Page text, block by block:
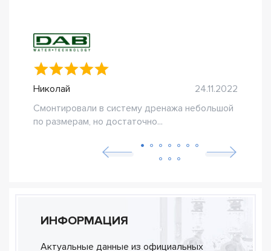
Николай
24.11.2022
Смонтировали в систему дренажа небольшой
по размерам, но достаточно...
ИНФОРМАЦИЯ
Актуальные данные из официальных